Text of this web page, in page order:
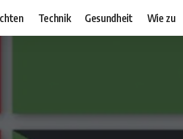
Technik Gesundheit Wie zu